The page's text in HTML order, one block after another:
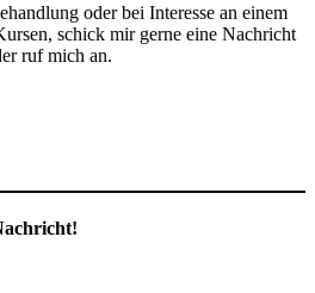
oder bei Interesse an einem
schick mir gerne eine Nachricht
ruf mich an.